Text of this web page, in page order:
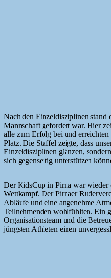
Nach den Einzeldisziplinen stand
Mannschaft gefordert war. Hier
alle zum Erfolg bei und
Platz. Die Staffel zeigte, dass
Einzeldisziplinen glänzen,
sich gegenseitig unterstützen
Der KidsCup in Pirna war wieder
Wettkampf. Der Pirnaer
Abläufe und eine angenehme
Teilnehmenden wohlfühlten. Ein
Organisationsteam und die
jüngsten Athleten einen